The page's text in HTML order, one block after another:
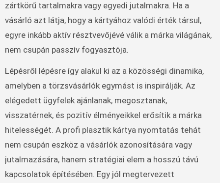
zártkörű tartalmakra vagy egyedi jutalmakra. Ha a
vásárló azt látja, hogy a kártyához valódi érték társul,
egyre inkább aktív résztvevőjévé válik a márka világának,
nem csupán passzív fogyasztója.
Lépésről lépésre így alakul ki az a közösségi dinamika,
amelyben a törzsvásárlók egymást is inspirálják. Az
elégedett ügyfelek ajánlanak, megosztanak,
visszatérnek, és pozitív élményeikkel erősítik a márka
hitelességét. A profi plasztik kártya nyomtatás tehát
nem csupán eszköz a vásárlók azonosítására vagy
jutalmazására, hanem stratégiai elem a hosszú távú
kapcsolatok építésében. Egy jól megtervezett